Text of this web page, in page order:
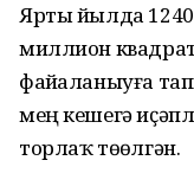
Ярты йылда
миллион
файҙаланыуға
мең кешегә
торлаҡ төҙөлгән.